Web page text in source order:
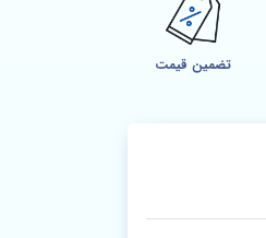
تضمین قیمت